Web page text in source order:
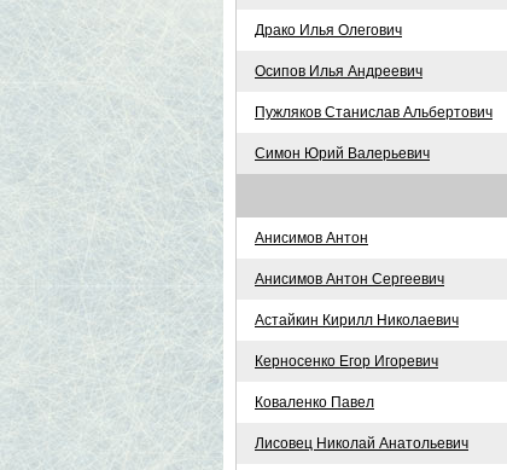
Драко Илья Олегович
Осипов Илья Андреевич
Пужляков Станислав Альбертович
Симон Юрий Валерьевич
Анисимов Антон
Анисимов Антон Сергеевич
Астайкин Кирилл Николаевич
Керносенко Егор Игоревич
Коваленко Павел
Лисовец Николай Анатольевич